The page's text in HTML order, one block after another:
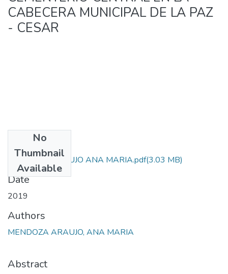
CABECERA MUNICIPAL DE LA PAZ
- CESAR
No
Thumbnail
Available
MENDOZA ARAUJO ANA MARIA.pdf(3.03 MB)
Date
2019
Authors
MENDOZA ARAUJO, ANA MARIA
Abstract